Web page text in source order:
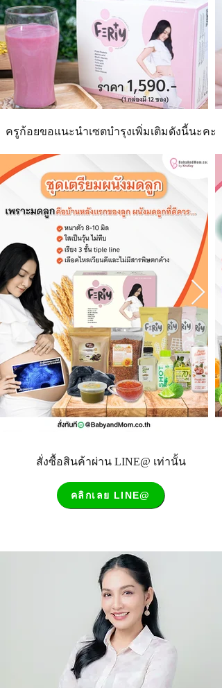
ครูก้อยขอแนะนำเซตบำรุงเพิ่มเติมดังนี้นะคะ
สั่งซื้อสินค้าผ่าน LINE@ เท่านั้น
คลิกเลย LINE@